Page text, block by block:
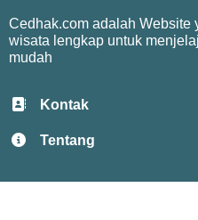
Cedhak.com adalah Website
wisata lengkap untuk
mudah
Kontak
Tentang